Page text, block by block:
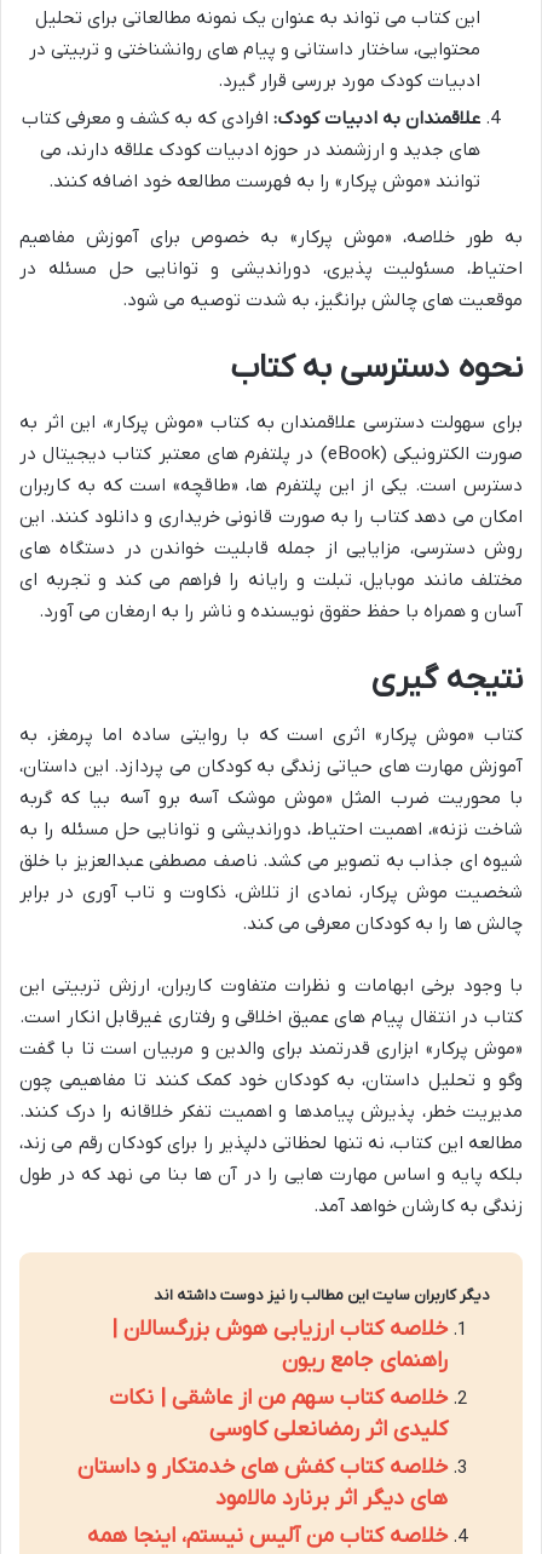
این کتاب می تواند به عنوان یک نمونه مطالعاتی برای تحلیل
محتوایی، ساختار داستانی و پیام های روانشناختی و تربیتی در
ادبیات کودک مورد بررسی قرار گیرد.
علاقمندان به ادبیات کودک: افرادی که به کشف و معرفی کتاب
های جدید و ارزشمند در حوزه ادبیات کودک علاقه دارند، می
توانند «موش پرکار» را به فهرست مطالعه خود اضافه کنند.
به طور خلاصه، «موش پرکار» به خصوص برای آموزش مفاهیم
احتیاط، مسئولیت پذیری، دوراندیشی و توانایی حل مسئله در
موقعیت های چالش برانگیز، به شدت توصیه می شود.
نحوه دسترسی به کتاب
برای سهولت دسترسی علاقمندان به کتاب «موش پرکار»، این اثر به
صورت الکترونیکی (eBook) در پلتفرم های معتبر کتاب دیجیتال در
دسترس است. یکی از این پلتفرم ها، «طاقچه» است که به کاربران
امکان می دهد کتاب را به صورت قانونی خریداری و دانلود کنند. این
روش دسترسی، مزایایی از جمله قابلیت خواندن در دستگاه های
مختلف مانند موبایل، تبلت و رایانه را فراهم می کند و تجربه ای
آسان و همراه با حفظ حقوق نویسنده و ناشر را به ارمغان می آورد.
نتیجه گیری
کتاب «موش پرکار» اثری است که با روایتی ساده اما پرمغز، به
آموزش مهارت های حیاتی زندگی به کودکان می پردازد. این داستان،
با محوریت ضرب المثل «موش موشک آسه برو آسه بیا که گربه
شاخت نزنه»، اهمیت احتیاط، دوراندیشی و توانایی حل مسئله را به
شیوه ای جذاب به تصویر می کشد. ناصف مصطفی عبدالعزیز با خلق
شخصیت موش پرکار، نمادی از تلاش، ذکاوت و تاب آوری در برابر
چالش ها را به کودکان معرفی می کند.
با وجود برخی ابهامات و نظرات متفاوت کاربران، ارزش تربیتی این
کتاب در انتقال پیام های عمیق اخلاقی و رفتاری غیرقابل انکار است.
«موش پرکار» ابزاری قدرتمند برای والدین و مربیان است تا با گفت
وگو و تحلیل داستان، به کودکان خود کمک کنند تا مفاهیمی چون
مدیریت خطر، پذیرش پیامدها و اهمیت تفکر خلاقانه را درک کنند.
مطالعه این کتاب، نه تنها لحظاتی دلپذیر را برای کودکان رقم می زند،
بلکه پایه و اساس مهارت هایی را در آن ها بنا می نهد که در طول
زندگی به کارشان خواهد آمد.
دیگر کاربران سایت این مطالب را نیز دوست داشته اند
خلاصه کتاب ارزیابی هوش بزرگسالان |
راهنمای جامع ریون
خلاصه کتاب سهم من از عاشقی | نکات
کلیدی اثر رمضانعلی کاوسی
خلاصه کتاب کفش های خدمتکار و داستان
های دیگر اثر برنارد مالامود
خلاصه کتاب من آلیس نیستم، اینجا همه